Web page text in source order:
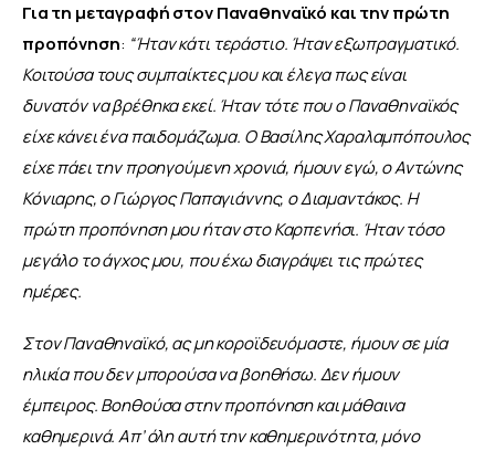
Για τη μεταγραφή στον Παναθηναϊκό και την πρώτη
προπόνηση: “Ήταν κάτι τεράστιο. Ήταν εξωπραγματικό.
Κοιτούσα τους συμπαίκτες μου και έλεγα πως είναι
δυνατόν να βρέθηκα εκεί. Ήταν τότε που ο Παναθηναϊκός
είχε κάνει ένα παιδομάζωμα. Ο Βασίλης Χαραλαμπόπουλος
είχε πάει την προηγούμενη χρονιά, ήμουν εγώ, ο Αντώνης
Κόνιαρης, ο Γιώργος Παπαγιάννης, ο Διαμαντάκος. Η
πρώτη προπόνηση μου ήταν στο Καρπενήσι. Ήταν τόσο
μεγάλο το άγχος μου, που έχω διαγράψει τις πρώτες
ημέρες.
Στον Παναθηναϊκό, ας μη κοροϊδευόμαστε, ήμουν σε μία
ηλικία που δεν μπορούσα να βοηθήσω. Δεν ήμουν
έμπειρος. Βοηθούσα στην προπόνηση και μάθαινα
καθημερινά. Απ’ όλη αυτή την καθημερινότητα, μόνο